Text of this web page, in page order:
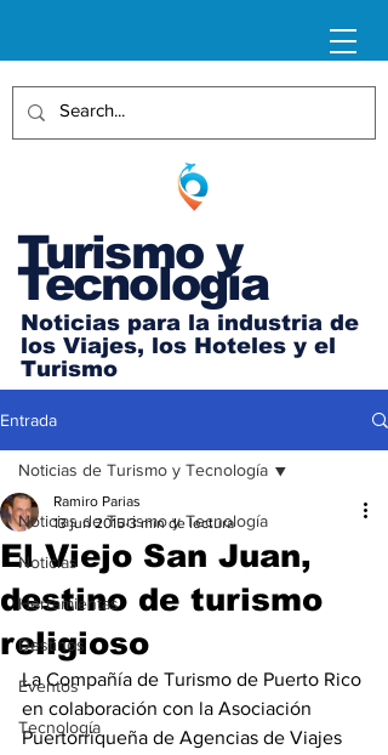
Turismo y
Tecnología
Noticias para la industria de
los Viajes, los Hoteles y el
Turismo
Entrada
Noticias de Turismo y Tecnología
Noticias
Herramientas
Destinos
Eventos
Tecnología
Noticias de Turismo y Tecnología
El Viejo San Juan,
destino de turismo
religioso
Ramiro Parias
13 jun 2015 3 min de lectura
La Compañía de Turismo de Puerto Rico
en colaboración con la Asociación
Puertorriqueña de Agencias de Viajes